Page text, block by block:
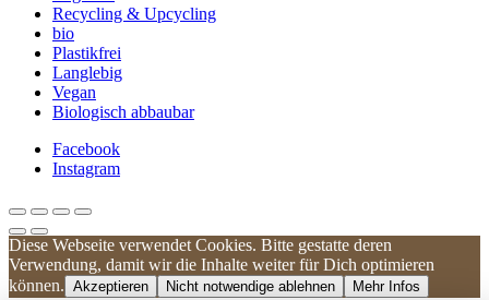
Recycling & Upcycling
bio
Plastikfrei
Langlebig
Vegan
Biologisch abbaubar
Facebook
Instagram
Diese Webseite verwendet Cookies. Bitte gestatte deren
Verwendung, damit wir die Inhalte weiter für Dich optimieren
können. Akzeptieren Nicht notwendige ablehnen Mehr Infos
Kundenbewertungen und Erfahrungen zu
UNIQUE DOG